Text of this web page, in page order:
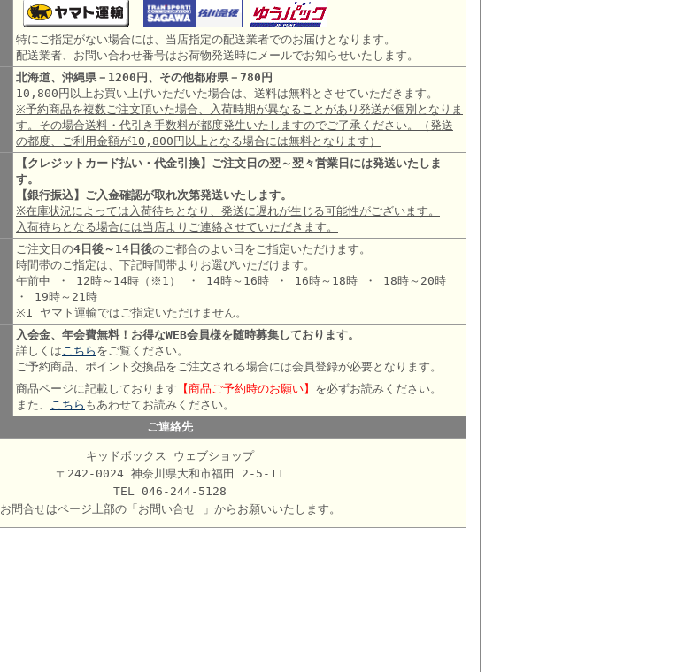
特にご指定がない場合には、当店指定の配送業者でのお届けとなります。
配送業者、お問い合わせ番号はお荷物発送時にメールでお知らせいたします。
北海道、沖縄県－1200円、その他都府県－780円
10,800円以上お買い上げいただいた場合は、送料は無料とさせていただきます。
※予約商品を複数ご注文頂いた場合、入荷時期が異なることがあり発送が個別となりま
す。その場合送料・代引き手数料が都度発生いたしますのでご了承ください。（発送
の都度、ご利用金額が10,800円以上となる場合には無料となります）
【クレジットカード払い・代金引換】ご注文日の翌～翌々営業日には発送いたしま
す。
【銀行振込】ご入金確認が取れ次第発送いたします。
※在庫状況によっては入荷待ちとなり、発送に遅れが生じる可能性がございます。
入荷待ちとなる場合には当店よりご連絡させていただきます。
ご注文日の4日後～14日後のご都合のよい日をご指定いただけます。
時間帯のご指定は、下記時間帯よりお選びいただけます。
午前中 ・ 12時～14時 （※1） ・ 14時～16時 ・ 16時～18時 ・ 18時～20時
・ 19時～21時
※1 ヤマト運輸ではご指定いただけません。
入会金、年会費無料！お得なWEB会員様を随時募集しております。
詳しくはこちら をご覧ください。
ご予約商品、ポイント交換品をご注文される場合には会員登録が必要となります。
商品ページに記載しております 【商品ご予約時のお願い】 を必ずお読みください。
また、 こちら もあわせてお読みください。
ご連絡先
キッドボックス ウェブショップ
〒242-0024 神奈川県大和市福田 2-5-11
TEL 046-244-5128
お問合せはページ上部の「お問い合せ 」からお願いいたします。